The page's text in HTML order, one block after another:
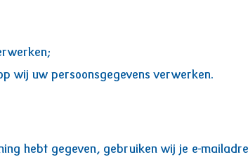
wij uw persoonsgegevens verwerken.
hebt gegeven, gebruiken wij je e-